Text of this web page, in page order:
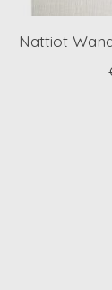
Nattiot